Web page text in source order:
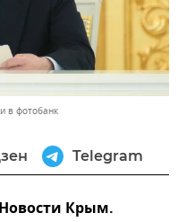
в фотобанк
Telegram
Крым.